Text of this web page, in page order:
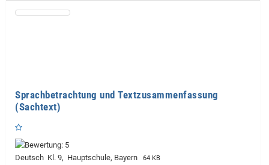
Sprachbetrachtung und Textzusammenfassung
(Sachtext)
Deutsch Kl. 9, Hauptschule, Bayern 64 KB